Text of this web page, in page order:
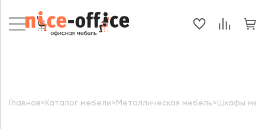
Главная> Каталог мебели> Металлическая мебель> Шкафы